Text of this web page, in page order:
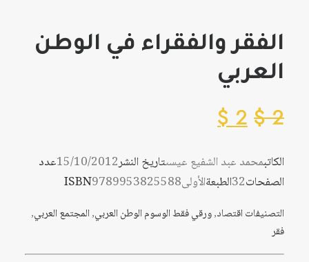
الفقر والفقراء في الوطن
العربي
2
$
2
$
الكاتبمحمد عبد الشفيع عيسىتاريخ النشر15/10/2012عدد
الصفحات32الطبعةالأولى ISBN9789953825588
التصنيفاتاقتصاد,ورقي فقطالوسومالوطن العربي,المجتمع العربي,
فقر